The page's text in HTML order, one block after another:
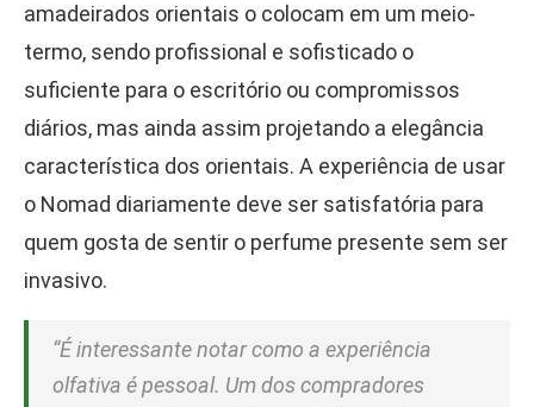
amadeirados orientais o colocam em um meio-
termo, sendo profissional e sofisticado o
suficiente para o escritório ou compromissos
diários, mas ainda assim projetando a elegância
característica dos orientais. A experiência de usar
o Nomad diariamente deve ser satisfatória para
quem gosta de sentir o perfume presente sem ser
invasivo.
“É interessante notar como a experiência
olfativa é pessoal. Um dos compradores